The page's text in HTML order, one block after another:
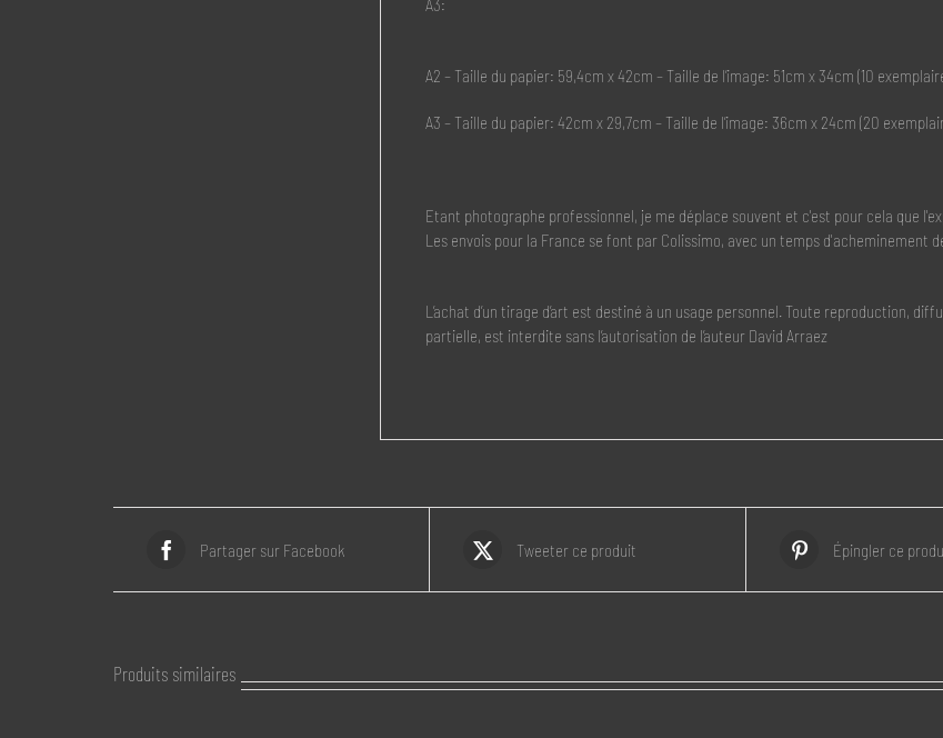
A3:
A2 – Taille du papier: 59,4cm x 42cm – Taille de l’image: 51cm x 34cm (10
A3 – Taille du papier: 42cm x 29,7cm – Taille de l’image: 36cm x 24cm (20
Etant photographe professionnel, je me déplace souvent et c'est pour cela que
Les envois pour la France se font par Colissimo, avec un temps d'acheminement
L’achat d’un tirage d’art est destiné à un usage personnel. Toute reproduction,
partielle, est interdite sans l’autorisation de l’auteur David Arraez
Partager sur Facebook Tweeter ce produit Épingler ce
Produits similaires